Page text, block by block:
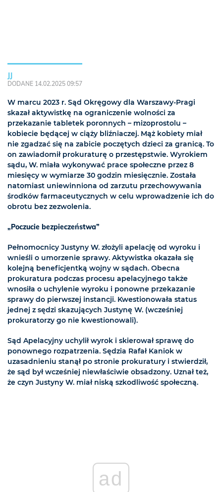
JJ
DODANE 14.02.2025 09:57
W marcu 2023 r. Sąd Okręgowy dla Warszawy-Pragi
skazał aktywistkę na ograniczenie wolności za
przekazanie tabletek poronnych – mizoprostolu –
kobiecie będącej w ciąży bliźniaczej. Mąż kobiety miał
nie zgadzać się na zabicie poczętych dzieci za granicą. To
on zawiadomił prokuraturę o przestępstwie. Wyrokiem
sądu, W. miała wykonywać prace społeczne przez 8
miesięcy w wymiarze 30 godzin miesięcznie. Została
natomiast uniewinniona od zarzutu przechowywania
środków farmaceutycznych w celu wprowadzenie ich do
obrotu bez zezwolenia.
„Poczucie bezpieczeństwa”
Pełnomocnicy Justyny W. złożyli apelację od wyroku i
wnieśli o umorzenie sprawy. Aktywistka okazała się
kolejną beneficjentką wojny w sądach. Obecna
prokuratura podczas procesu apelacyjnego także
wnosiła o uchylenie wyroku i ponowne przekazanie
sprawy do pierwszej instancji. Kwestionowała status
jednej z sędzi skazujących Justynę W. (wcześniej
prokuratorzy go nie kwestionowali).
Sąd Apelacyjny uchylił wyrok i skierował sprawę do
ponownego rozpatrzenia. Sędzia Rafał Kaniok w
uzasadnieniu stanął po stronie prokuratury i stwierdził,
że sąd był wcześniej niewłaściwie obsadzony. Uznał też,
że czyn Justyny W. miał niską szkodliwość społeczną.
ad